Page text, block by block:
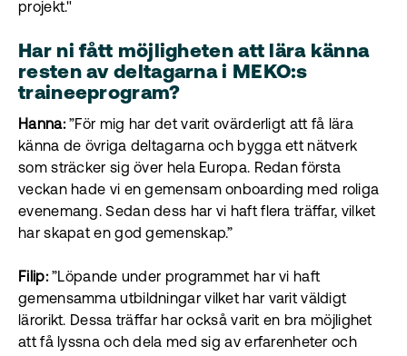
projekt."
Har ni fått möjligheten att lära känna
resten av deltagarna i MEKO:s
traineeprogram?
Hanna:”För mig har det varit ovärderligt att få lära
känna de övriga deltagarna och bygga ett nätverk
som sträcker sig över hela Europa. Redan första
veckan hade vi en gemensam onboarding med roliga
evenemang. Sedan dess har vi haft flera träffar, vilket
har skapat en god gemenskap.”
Filip:”Löpande under programmet har vi haft
gemensamma utbildningar vilket har varit väldigt
lärorikt. Dessa träffar har också varit en bra möjlighet
att få lyssna och dela med sig av erfarenheter och